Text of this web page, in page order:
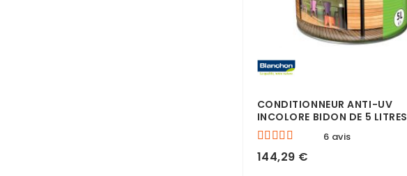
CONDITIONNEUR ANTI-UV
INCOLORE BIDON DE 5 LITRES
6 avis
144,29 €